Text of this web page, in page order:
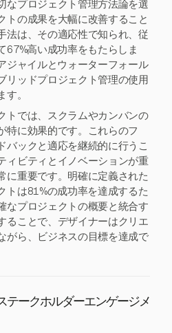
なプロジェクト管理方法論を選
トの成果を大幅に改善すること
法は、その適応性で知られ、従
67%高い成功率をもたらしま
ジャイルとウォーターフォール
リッドプロジェクト管理の使用
。
トでは、スクラムやカンバンの
特に効果的です。これらのフ
バックと適応を継続的に行うこ
ィビティとイノベーションが重
に重要です。明確に定義された
トは81%の成功率を達成するた
なプロジェクトの概要と統合す
ることで、デザイナーはクリエ
がら、ビジネスの目標を達成で
テークホルダーエンゲージメ